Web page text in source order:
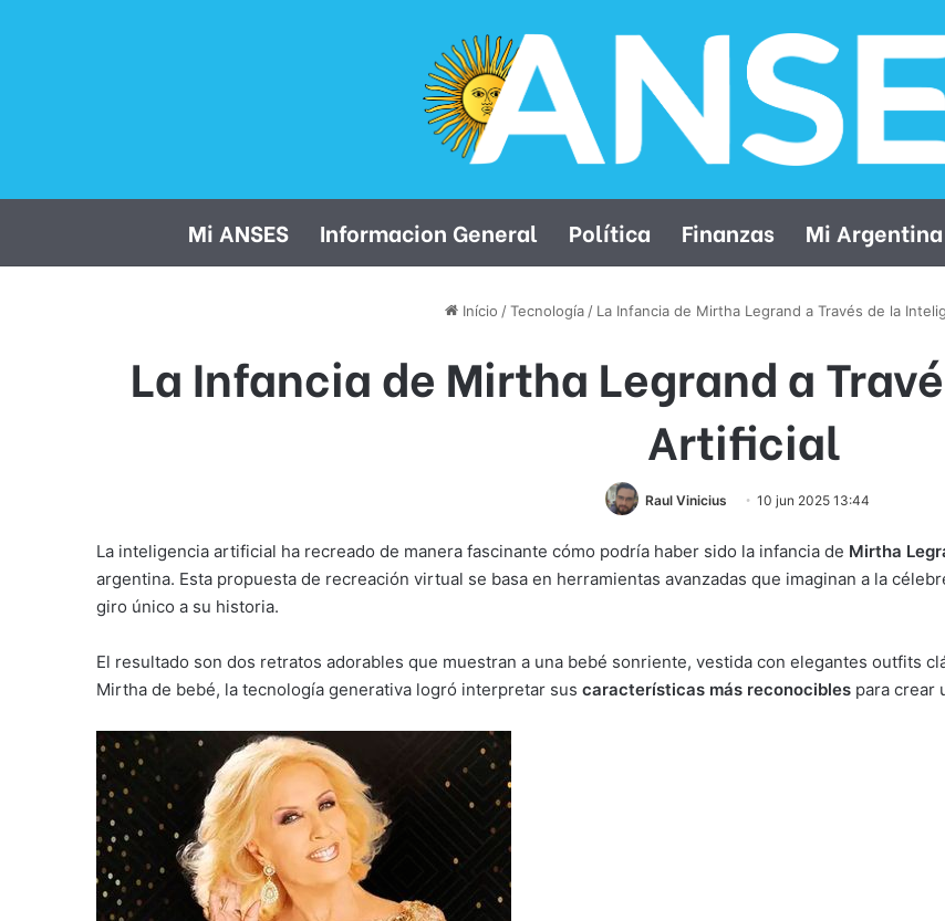
Mi ANSES Informacion General Política Finanzas Mi Argentina
Início / Tecnología / La Infancia de Mirtha Legrand a Través de la
La Infancia de Mirtha Legrand a
Artificial
Raul Vinicius 10 jun 2025 13:44
La inteligencia artificial ha recreado de manera fascinante cómo podría haber sido la infancia de Mirtha
argentina. Esta propuesta de recreación virtual se basa en herramientas avanzadas que imaginan a la
giro único a su historia.
El resultado son dos retratos adorables que muestran a una bebé sonriente, vestida con elegantes outfits
Mirtha de bebé, la tecnología generativa logró interpretar sus características más reconocibles para crear